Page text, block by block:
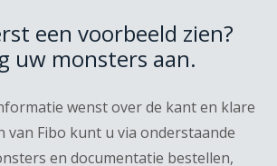
een voorbeeld zien?
uw monsters aan.
wenst over de kant en klare
van Fibo kunt u via onderstaande
en documentatie bestellen,